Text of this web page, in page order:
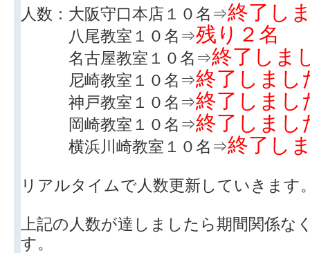
人数：大阪守口本店１０名⇒終了し
八尾教室１０名⇒残り２名
名古屋教室１０名⇒終了しま
尼崎教室１０名⇒終了しまし
神戸教室１０名⇒終了しまし
岡崎教室１０名⇒終了しまし
横浜川崎教室１０名⇒終了し
リアルタイムで人数更新していきます
上記の人数が達しましたら期間関係な
す。